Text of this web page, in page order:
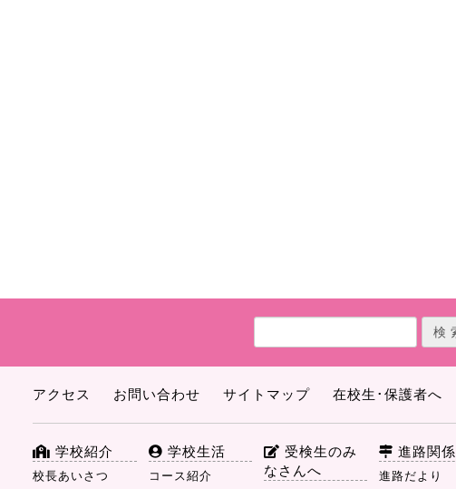
アクセス お問い合わせ サイトマップ 在校生･保護者へ
学校紹介
校長あいさつ
学校生活
コース紹介
受検生のみ
なさんへ
進路関係
進路だより